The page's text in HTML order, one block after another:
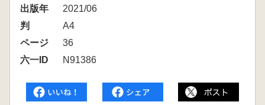
出版年
2021/06
判
A4
ページ
36
六一ID
N91386